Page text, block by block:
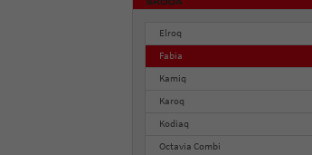
Elroq
Fabia
Kamiq
Karoq
Kodiaq
Octavia Combi